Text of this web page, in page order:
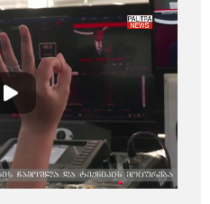
- ტრაგიკული
რომელიც
/ 07-08-2026
იზღუდება მოძრაობა -
მერია ინფორმაციას